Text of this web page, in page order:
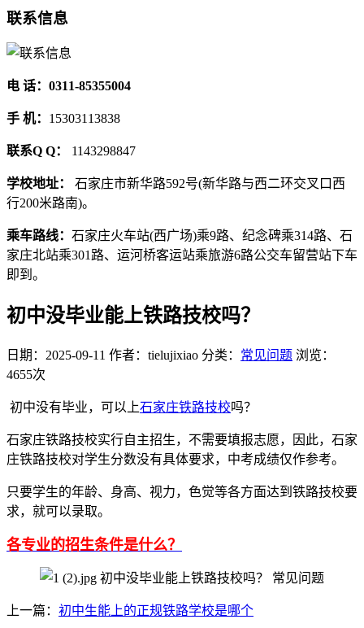
联系信息
电 话：0311-85355004
手 机： 15303113838
联系Q Q： 1143298847
学校地址： 石家庄市新华路592号(新华路与西二环交叉口西
行200米路南)。
乘车路线： 石家庄火车站(西广场)乘9路、纪念碑乘314路、石
家庄北站乘301路、运河桥客运站乘旅游6路公交车留营站下车
即到。
初中没毕业能上铁路技校吗？
日期：2025-09-11 作者：tielujixiao 分类： 常见问题 浏览：
4655次
初中没有毕业，可以上石家庄铁路技校吗？
石家庄铁路技校实行自主招生，不需要填报志愿，因此，石家
庄铁路技校对学生分数没有具体要求，中考成绩仅作参考。
只要学生的年龄、身高、视力，色觉等各方面达到铁路技校要
求，就可以录取。
各专业的招生条件是什么？
上一篇： 初中生能上的正规铁路学校是哪个